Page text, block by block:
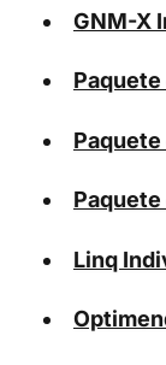
GNM-X
Paquete
Linq